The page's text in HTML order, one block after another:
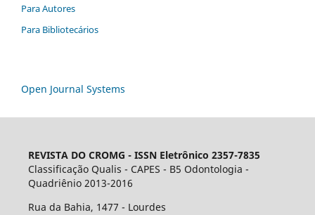
Para Autores
Para Bibliotecários
Open Journal Systems
REVISTA DO CROMG - ISSN Eletrônico 2357-7835
Classificação Qualis - CAPES - B5 Odontologia -
Quadriênio 2013-2016
Rua da Bahia, 1477 - Lourdes